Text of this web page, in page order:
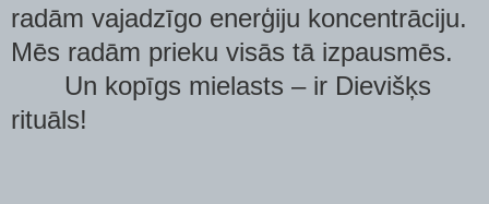
radām vajadzīgo enerģiju koncentrāciju.
Mēs radām prieku visās tā izpausmēs.
Un kopīgs mielasts – ir Dievišķs
rituāls!